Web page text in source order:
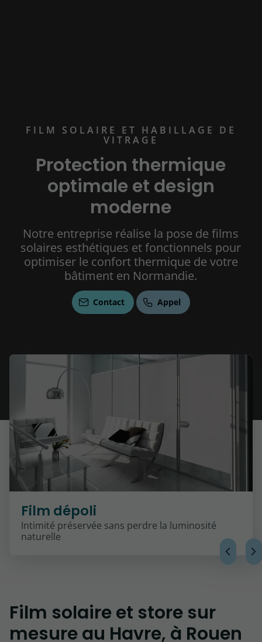
FILM SOLAIRE ET HABILLAGE DE
VITRAGE
Protection thermique
optimale et design
moderne
Notre entreprise réalise la pose de films
solaires esthétiques et fonctionnels pour
optimiser le confort thermique de votre
bâtiment en Normandie.
Contact Appel
Film dépoli
Intimité préservée sans perdre la luminosité
naturelle
Film solaire et store sur
mesure au Havre, à Rouen